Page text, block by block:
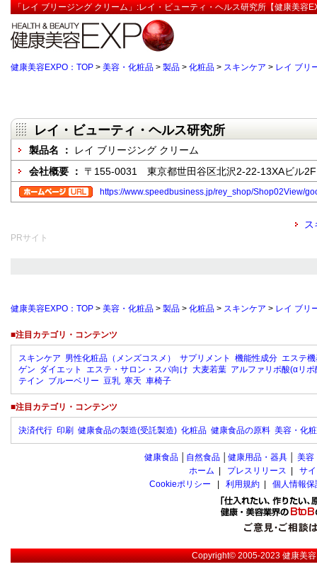
「レイ ブリージング クリーム」:レイ・ビューティ・ヘルス研究所【健康美容
健康美容EXPO：TOP > 美容・化粧品 > 製品 > 化粧品 > スキンケア > レイ ブリ
レイ・ビューティ・ヘルス研究所
製品名 ：
レイ ブリージング クリーム
会社概要 ： 〒155-0031 東京都世田谷区北沢2-22-13XAビル2F
https://www.speedbusiness.jp/rey_shop/Shop02View/
PRサイト
健康美容EXPO：TOP > 美容・化粧品 > 製品 > 化粧品 > スキンケア > レイ ブリ
■注目カテゴリ・コンテンツ
スキンケア 男性化粧品（メンズコスメ） サプリメント 機能性成分 エステ
ゲン ダイエット エステ・サロン・スパ向け 大麦若葉 アルファリポ酸(αリポ
テイン ブルーベリー 豆乳 寒天 車椅子
■注目カテゴリ・コンテンツ
決済代行 印刷 健康食品の製造(受託製造) 化粧品 健康食品の原料 美容・化
健康食品 自然食品 健康用品・器具 美容
ホーム
プレスリリース
サ
Cookieポリシー
利用規約 個人情報
Copyright© 2005-2023健康美